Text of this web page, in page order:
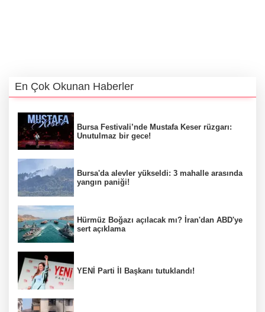
En Çok Okunan Haberler
Bursa Festivali’nde Mustafa Keser rüzgarı:
Unutulmaz bir gece!
Bursa'da alevler yükseldi: 3 mahalle arasında
yangın paniği!
Hürmüz Boğazı açılacak mı? İran'dan ABD'ye
sert açıklama
YENİ Parti İl Başkanı tutuklandı!